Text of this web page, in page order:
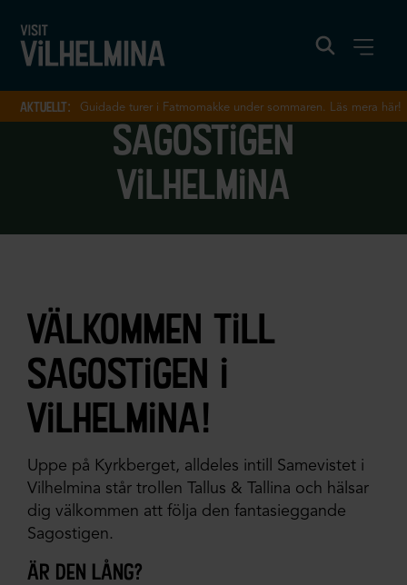
aktuellt: Guidade turer i Fatmomakke under sommaren. Läs mera här!
sagostigen
vilhelmina
välkommen till
sagostigen i
vilhelmina!
Uppe på Kyrkberget, alldeles intill Samevistet i
Vilhelmina står trollen Tallus & Tallina och hälsar
dig välkommen att följa den fantasieggande
Sagostigen.
är den lång?